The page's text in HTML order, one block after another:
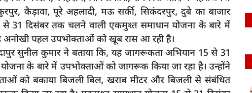
कैड़ावा, पूरे अहलादी, मऊ सर्की, सिकंदरपुर, दुबे का बाजार
31 दिसंबर तक चलने वाली एकमुश्त समाधान योजना के बारे में
पहल उपभोक्ताओं को खूब रास आ रही है।
सुनील कुमार ने बताया कि, यह जागरूकता अभियान 15 से 31
के बारे में उपभोक्ताओं को जागरूक किया जा रहा है। उन्होंने
को बकाया बिजली बिल, खराब मीटर और बिजली से संबंधित